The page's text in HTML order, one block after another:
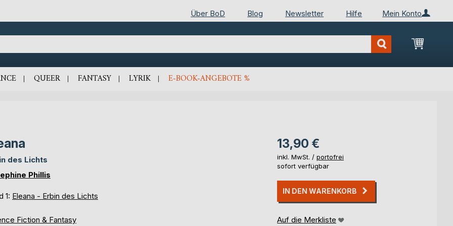
Mein Konto
Über BoD Blog Newsletter Hilfe
Mein
QUEER FANTASY LYRIK E-BOOK-ANGEBOTE %
des Lichts
Phillis
1: Eleana - Erbin des Lichts
Fiction & Fantasy
13,90 €
inkl. MwSt. / portofrei
sofort verfügbar
IN DEN WARENKORB
Auf die Merkliste